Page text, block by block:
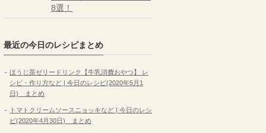
8選！
最近の今日のレシピまとめ
ほうじ茶ゼリードリンク【牛乳消費おやつ】 レ
シピ・作り方など | 今日のレシピ(2020年5月1
日) まとめ
トマトクリームソースニョッキなど | 今日のレシ
ピ(2020年4月30日) まとめ